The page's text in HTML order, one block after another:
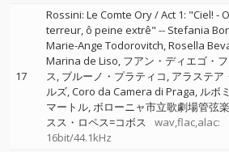
17
Rossini: Le Comte Ory / Act 1: "Ciel! - O
terreur, ô peine extrê" -- Stefania
Marie-Ange Todorovitch Rosella
Marina de Liso フアン・ディエゴ・
ス ブルーノ・プラティコ アラステア
ルズ Coro da Camera di Praga ルボ
マートル ボローニャ市立歌劇場管弦
スス・ロペス=コボス
wav,flac,alac:
16bit/44.1kHz